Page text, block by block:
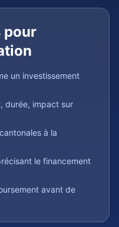
pour
un investissement
durée, impact sur
à la
le financement
avant de